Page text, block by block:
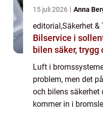
15 juli 2026 Anna
editorial,Säkerhet &
Bilservice i sollentuna så
bilen säker, trygg
Luft i
problem, men det
och bilens säkerhet
kommer in i